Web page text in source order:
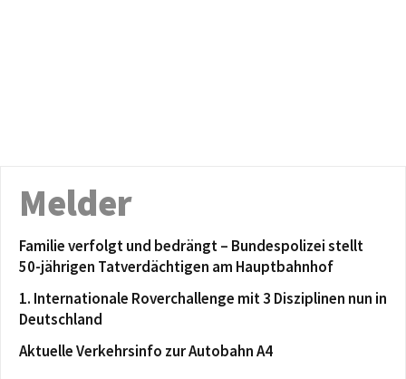
Melder
Familie verfolgt und bedrängt – Bundespolizei stellt
50-jährigen Tatverdächtigen am Hauptbahnhof
1. Internationale Roverchallenge mit 3 Disziplinen nun in
Deutschland
Aktuelle Verkehrsinfo zur Autobahn A4